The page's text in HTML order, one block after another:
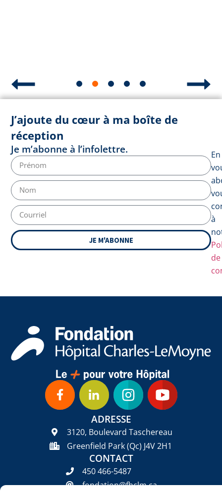
J’ajoute du cœur à ma boîte de
réception
Je m’abonne à l’infolettre.
JE M'ABONNE
En
à
de
ADRESSE
3120, Boulevard Taschereau
Greenfield Park (Qc) J4V 2H1
CONTACT
450 466-5487
fondation@fhclm.ca